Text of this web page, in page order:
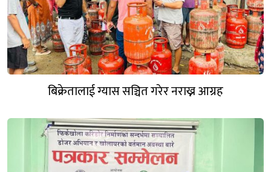
बिक्रेतालाई ग्यास सञ्चित गरेर नराख्न आग्रह